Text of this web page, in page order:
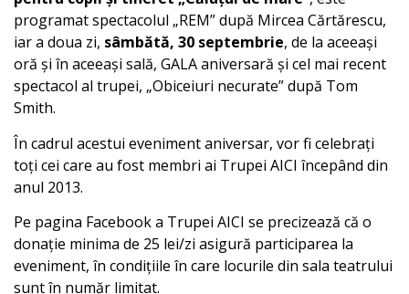
programat spectacolul „REM” după Mircea Cărtărescu,
iar a doua zi, sâmbătă, 30 septembrie, de la aceeași
oră și în aceeași sală, GALA aniversară și cel mai recent
spectacol al trupei, „Obiceiuri necurate” după Tom
Smith.
În cadrul acestui eveniment aniversar, vor fi celebrați
toți cei care au fost membri ai Trupei AICI începând din
anul 2013.
Pe pagina Facebook a Trupei AICI se precizează că o
donație minima de 25 lei/zi asigură participarea la
eveniment, în condițiile în care locurile din sala teatrului
sunt în număr limitat.